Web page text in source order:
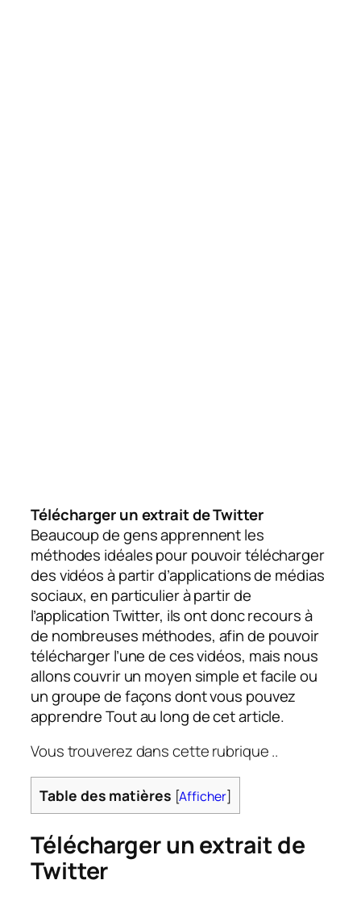
Télécharger un extrait de Twitter
Beaucoup de gens apprennent les
méthodes idéales pour pouvoir télécharger
des vidéos à partir d’applications de médias
sociaux, en particulier à partir de
l’application Twitter, ils ont donc recours à
de nombreuses méthodes, afin de pouvoir
télécharger l’une de ces vidéos, mais nous
allons couvrir un moyen simple et facile ou
un groupe de façons dont vous pouvez
apprendre Tout au long de cet article.
Vous trouverez dans cette rubrique ..
Table des matières [Afficher]
Télécharger un extrait de
Twitter